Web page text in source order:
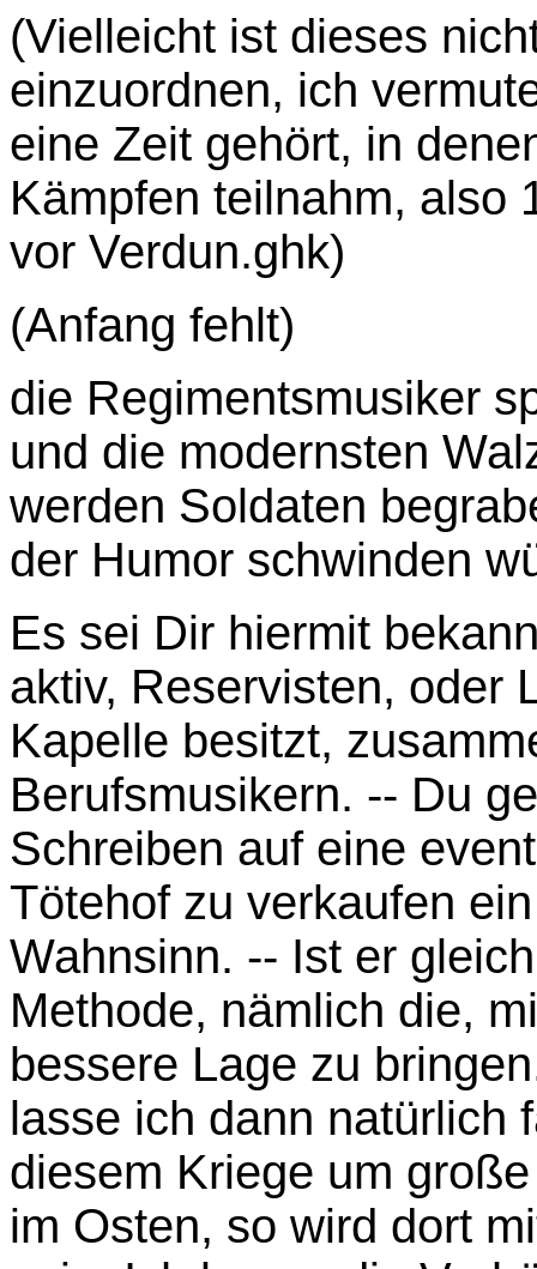
(Vielleicht ist dieses
einzuordnen, ich
eine Zeit gehört, in
Kämpfen teilnahm, also
vor Verdun.ghk)
(Anfang fehlt)
die Regimentsmusiker
und die modernsten
werden Soldaten
der Humor schwinden
Es sei Dir hiermit
aktiv, Reservisten, oder
Kapelle besitzt,
Berufsmusikern. -- Du
Schreiben auf eine
Tötehof zu verkaufen
Wahnsinn. -- Ist er
Methode, nämlich die,
bessere Lage zu
lasse ich dann natürlich
diesem Kriege um
im Osten, so wird dort